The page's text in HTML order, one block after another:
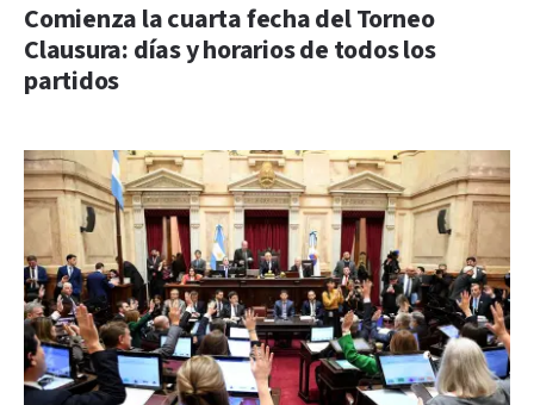
Comienza la cuarta fecha del Torneo
Clausura: días y horarios de todos los
partidos